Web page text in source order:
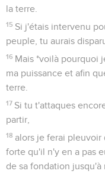
la terre.
15 Si j'étais intervenu
peuple, tu aurais
16 Mais *voilà pourquoi
ma puissance et afin
terre.
17 Si tu t'attaques
partir,
18 alors je ferai pleuvoir
forte qu'il n'y en a pas
de sa fondation jusqu'à